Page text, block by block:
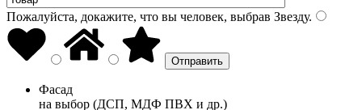
Пожалуйста, докажите, что вы человек, выбрав Звезду.
Фасад
на выбор (ДСП, МДФ ПВХ и др.)